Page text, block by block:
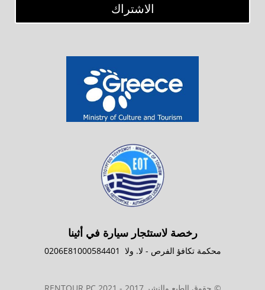
الاشتراك
رخصة لاستئجار سيارة في أثينا
محكمة تكافؤ الفرص - لا. ولا 0206E81000584401